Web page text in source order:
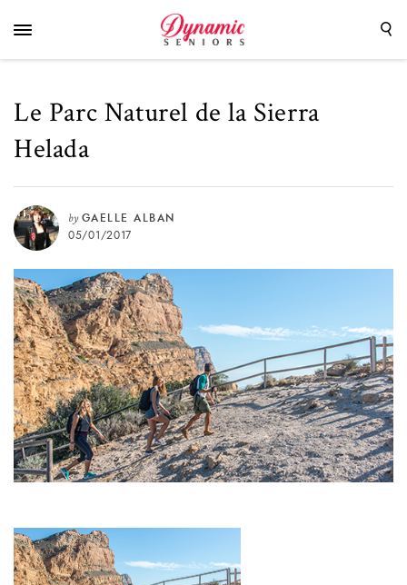
Le Parc Naturel de la Sierra
Helada
by GAELLE ALBAN
05/01/2017